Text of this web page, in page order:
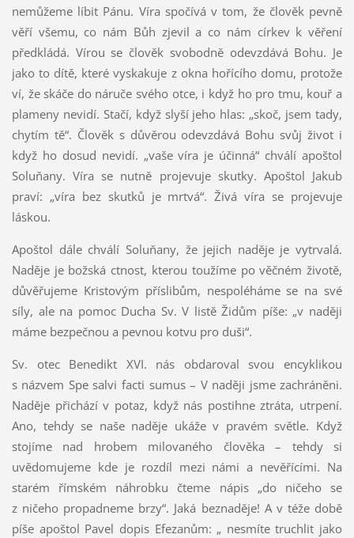
nemůžeme líbit Pánu. Víra spočívá v tom, že člověk pevně
věří všemu, co nám Bůh zjevil a co nám církev k věření
předkládá. Vírou se člověk svobodně odevzdává Bohu. Je
jako to dítě, které vyskakuje z okna hořícího domu, protože
ví, že skáče do náruče svého otce, i když ho pro tmu, kouř a
plameny nevidí. Stačí, když slyší jeho hlas: „skoč, jsem tady,
chytím tě“. Člověk s důvěrou odevzdává Bohu svůj život i
když ho dosud nevidí. „vaše víra je účinná“ chválí apoštol
Soluňany. Víra se nutně projevuje skutky. Apoštol Jakub
praví: „víra bez skutků je mrtvá“. Živá víra se projevuje
láskou.
Apoštol dále chválí Soluňany, že jejich naděje je vytrvalá.
Naděje je božská ctnost, kterou toužíme po věčném životě,
důvěřujeme Kristovým příslibům, nespoléháme se na své
síly, ale na pomoc Ducha Sv. V listě Židům píše: „v naději
máme bezpečnou a pevnou kotvu pro duši“.
Sv. otec Benedikt XVI. nás obdaroval svou encyklikou
s názvem Spe salvi facti sumus – V naději jsme zachráněni.
Naděje přichází v potaz, když nás postihne ztráta, utrpení.
Ano, tehdy se naše naděje ukáže v pravém světle. Když
stojíme nad hrobem milovaného člověka – tehdy si
uvědomujeme kde je rozdíl mezi námi a nevěřícími. Na
starém římském náhrobku čteme nápis „do ničeho se
z ničeho propadneme brzy“. Jaká beznaděje! A v téže době
píše apoštol Pavel dopis Efezanům: „ nesmíte truchlit jako